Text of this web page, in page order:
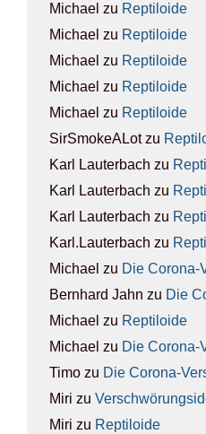
Michael zu Rep­ti­lo­ide
Michael zu Rep­ti­lo­ide
Michael zu Rep­ti­lo­ide
Michael zu Rep­ti­lo­ide
Michael zu Rep­ti­lo­ide
SirSmokeALotzu
Karl Lauterbach zu
Karl Lauterbach zu
Karl Lauterbach zu
Karl.Lauterbach zu
Michael zu Die Coro­na-
Bernhard Jahn zu Die
Michael zu Rep­ti­lo­ide
Michael zu Die Coro­na-
Timo zu Die Coro­na-
Miri zu
Miri zu Rep­ti­lo­ide